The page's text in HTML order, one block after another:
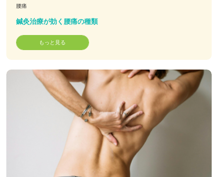
腰痛
鍼灸治療が効く腰痛の種類
もっと見る